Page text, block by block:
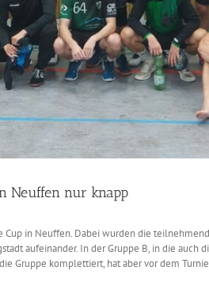
Neuffen nur knapp
in Neuffen. Dabei wurden die
aufeinander. In der Gruppe B, in die
Gruppe komplettiert, hat aber vor dem